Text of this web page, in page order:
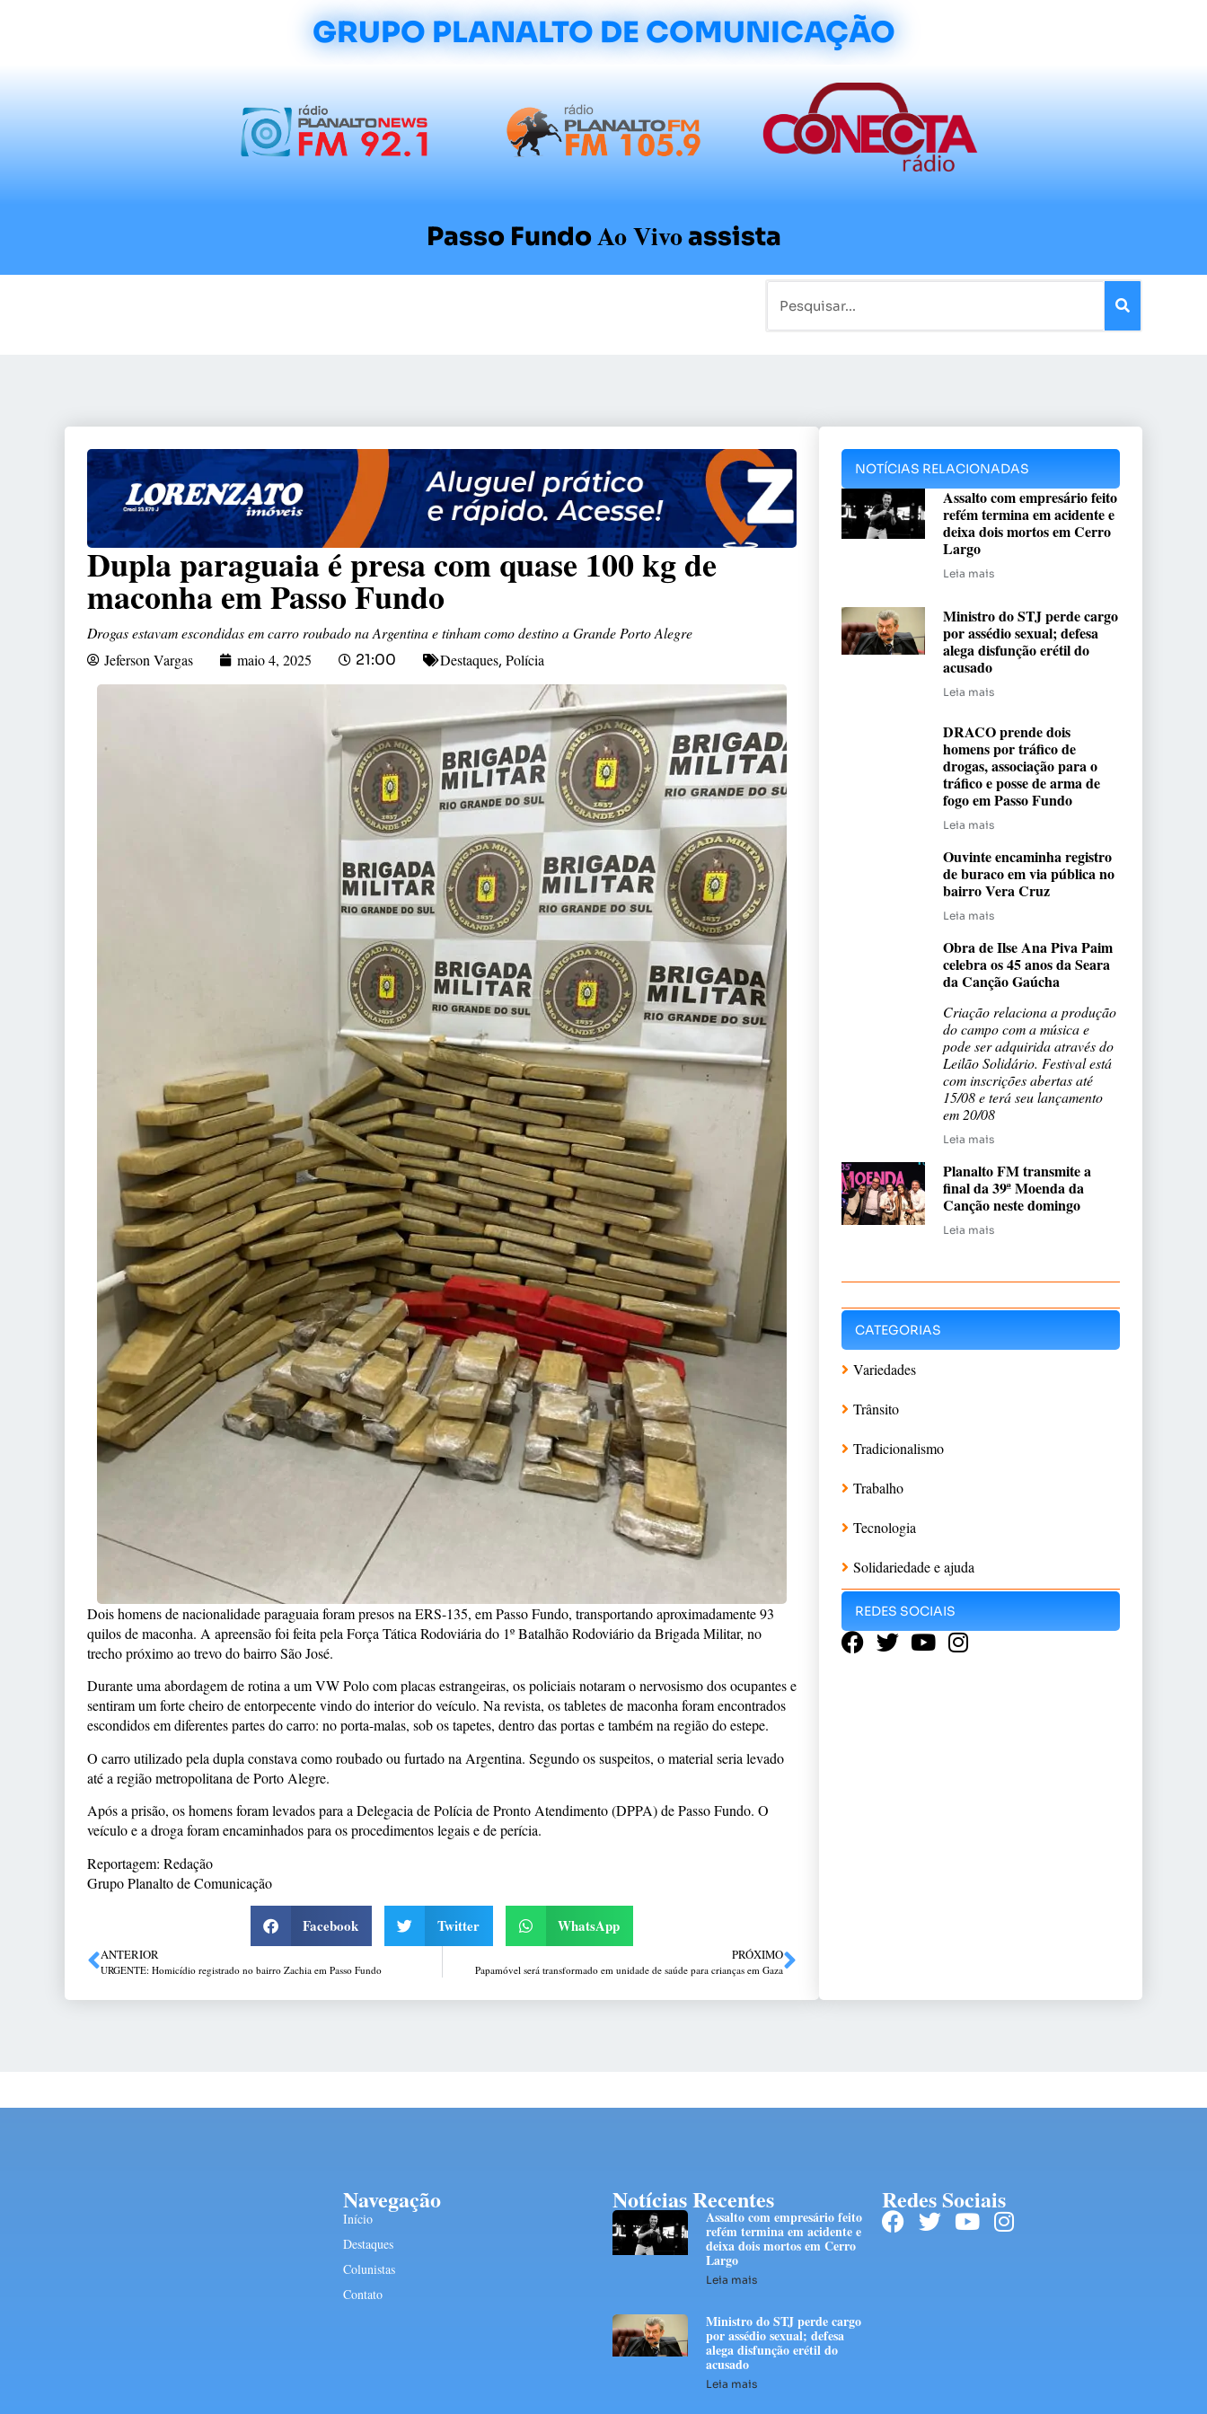
GRUPO PLANALTO DE COMUNICAÇÃO
Passo FundoAo Vivoassista
Dupla paraguaia é presa com quase 100 kg de
maconha em Passo Fundo
Drogas estavam escondidas em carro roubado na Argentina e tinham como destino a Grande Porto Alegre
Jeferson Vargas
maio 4, 2025 21:00 Destaques, Polícia
Dois homens de nacionalidade paraguaia foram presos na ERS-135, em Passo Fundo, transportando aproximadamente 93
quilos de maconha. A apreensão foi feita pela Força Tática Rodoviária do 1º Batalhão Rodoviário da Brigada Militar, no
trecho próximo ao trevo do bairro São José.
Durante uma abordagem de rotina a um VW Polo com placas estrangeiras, os policiais notaram o nervosismo dos ocupantes e
sentiram um forte cheiro de entorpecente vindo do interior do veículo. Na revista, os tabletes de maconha foram encontrados
escondidos em diferentes partes do carro: no porta-malas, sob os tapetes, dentro das portas e também na região do estepe.
O carro utilizado pela dupla constava como roubado ou furtado na Argentina. Segundo os suspeitos, o material seria levado
até a região metropolitana de Porto Alegre.
Após a prisão, os homens foram levados para a Delegacia de Polícia de Pronto Atendimento (DPPA) de Passo Fundo. O
veículo e a droga foram encaminhados para os procedimentos legais e de perícia.
Reportagem: Redação
Grupo Planalto de Comunicação
Facebook Twitter WhatsApp
ANTERIOR
URGENTE: Homicídio registrado no bairro Zachia em Passo Fundo
PRÓXIMO
Papamóvel será transformado em unidade de saúde para crianças em Gaza
NOTÍCIAS RELACIONADAS
Assalto com empresário feito
refém termina em acidente e
deixa dois mortos em Cerro
Largo
Leia mais
Ministro do STJ perde cargo
por assédio sexual; defesa
alega disfunção erétil do
acusado
Leia mais
DRACO prende dois
homens por tráfico de
drogas, associação para o
tráfico e posse de arma de
fogo em Passo Fundo
Leia mais
Ouvinte encaminha registro
de buraco em via pública no
bairro Vera Cruz
Leia mais
Obra de Ilse Ana Piva Paim
celebra os 45 anos da Seara
da Canção Gaúcha
Criação relaciona a produção
do campo com a música e
pode ser adquirida através do
Leilão Solidário. Festival está
com inscrições abertas até
15/08 e terá seu lançamento
em 20/08
Leia mais
Planalto FM transmite a
final da 39ª Moenda da
Canção neste domingo
Leia mais
CATEGORIAS
Variedades
Trânsito
Tradicionalismo
Trabalho
Tecnologia
Solidariedade e ajuda
REDES SOCIAIS
Navegação
Início
Destaques
Colunistas
Contato
Notícias Recentes
Assalto com empresário feito
refém termina em acidente e
deixa dois mortos em Cerro
Largo
Leia mais
Ministro do STJ perde cargo
por assédio sexual; defesa
alega disfunção erétil do
acusado
Leia mais
Redes Sociais